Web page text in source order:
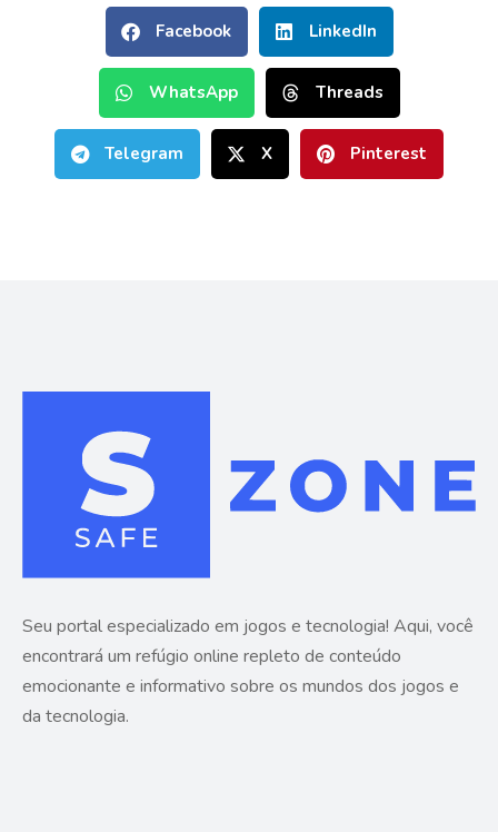
Facebook LinkedIn
WhatsApp Threads
Telegram X Pinterest
Seu portal especializado em jogos e tecnologia! Aqui, você
encontrará um refúgio online repleto de conteúdo
emocionante e informativo sobre os mundos dos jogos e
da tecnologia.